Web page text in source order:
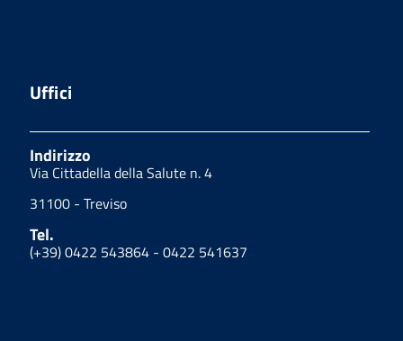
Uffici
Indirizzo
Via Cittadella della Salute n. 4
31100 - Treviso
Tel.
(+39) 0422 543864 - 0422 541637